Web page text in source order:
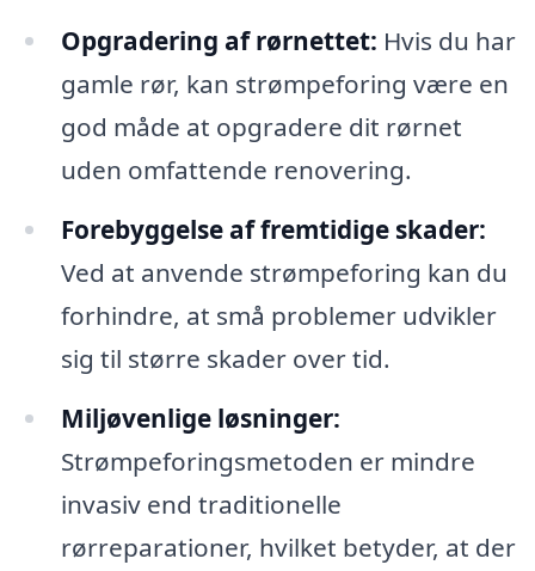
Opgradering af rørnettet: Hvis du har
gamle rør, kan strømpeforing være en
god måde at opgradere dit rørnet
uden omfattende renovering.
Forebyggelse af fremtidige skader:
Ved at anvende strømpeforing kan du
forhindre, at små problemer udvikler
sig til større skader over tid.
Miljøvenlige løsninger:
Strømpeforingsmetoden er mindre
invasiv end traditionelle
rørreparationer, hvilket betyder, at der